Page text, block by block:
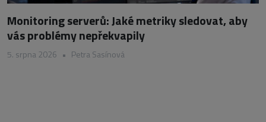
Monitoring serverů: Jaké metriky sledovat, aby
vás problémy nepřekvapily
5. srpna 2026 • Petra Sasínová